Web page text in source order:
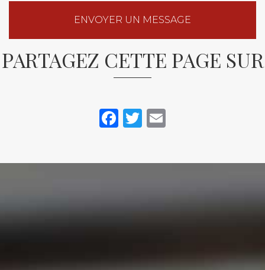
ENVOYER UN MESSAGE
PARTAGEZ CETTE PAGE SUR
Facebook
Twitter